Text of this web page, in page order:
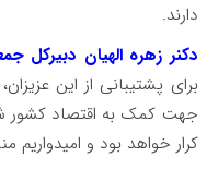
دارند.
دکنر زهره الهیان دبیرکل
برای پشتیبانی از این
جهت کمک به اقتصاد کشور
کرار خواهد بود و امیدواریم